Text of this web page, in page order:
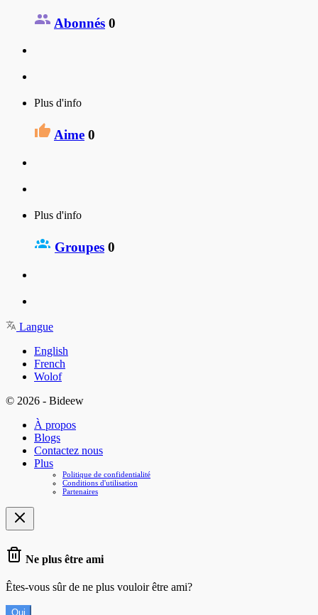
Abonnés 0
Plus d'info
Aime 0
Plus d'info
Groupes 0
Langue
English
French
Wolof
© 2026 - Bideew
À propos
Blogs
Contactez nous
Plus
Politique de confidentialité
Conditions d'utilisation
Partenaires
Ne plus être ami
Êtes-vous sûr de ne plus vouloir être ami?
Oui